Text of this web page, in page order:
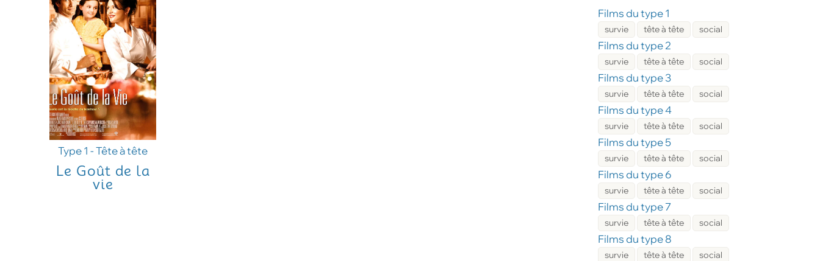
Type 1 - Tête à tête
Le Goût de la
vie
Films du type 1
survie tête à tête social
Films du type 2
survie tête à tête social
Films du type 3
survie tête à tête social
Films du type 4
survie tête à tête social
Films du type 5
survie tête à tête social
Films du type 6
survie tête à tête social
Films du type 7
survie tête à tête social
Films du type 8
survie tête à tête social